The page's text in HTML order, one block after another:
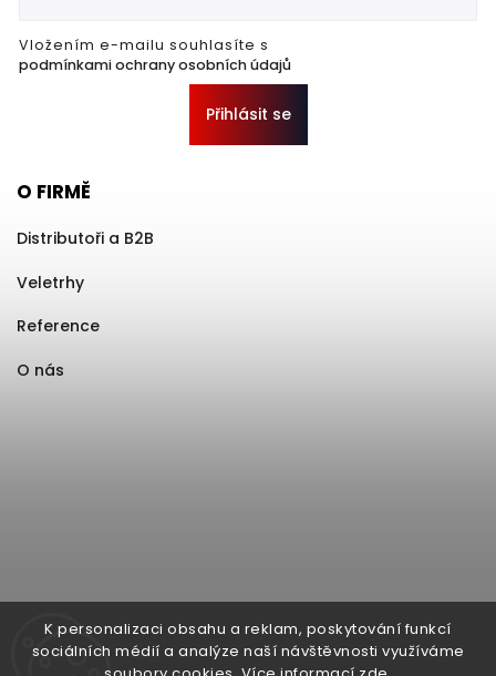
K personalizaci obsahu a reklam, poskytování funkcí
sociálních médií a analýze naší návštěvnosti využíváme
Vložením e-mailu souhlasíte s
podmínkami ochrany osobních údajů
Přihlásit se
O FIRMĚ
Distributoři a B2B
Veletrhy
Reference
O nás